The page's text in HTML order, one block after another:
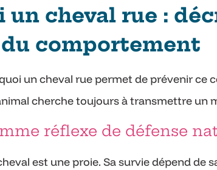
un cheval rue :
comportement
un cheval rue permet de prévenir ce
cherche toujours à transmettre un
réflexe de défense
est une proie. Sa survie dépend de